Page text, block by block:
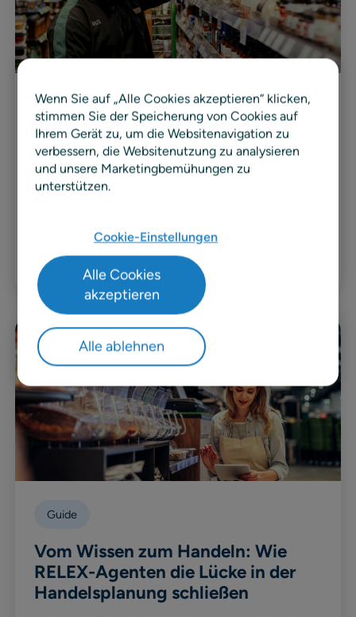
Fallstudie
Fallstudie: bp
Erfahren Sie, wie bp mit RELEX die Verfügbarkeit
in der Filiale steigert, Lagerbestände senkt und die
durchgängig vernetzt.
Erfahren Sie mehr
Guide
Vom Wissen zum Handeln: Wie
RELEX-Agenten die Lücke in der
Handelsplanung schließen
Wenn Sie auf „Alle Cookies akzeptieren“ klicken,
stimmen Sie der Speicherung von Cookies auf
Ihrem Gerät zu, um die Websitenavigation zu
verbessern, die Websitenutzung zu analysieren
und unsere Marketingbemühungen zu
unterstützen.
Cookie-Einstellungen
Alle ablehnen
Alle Cookies
akzeptieren